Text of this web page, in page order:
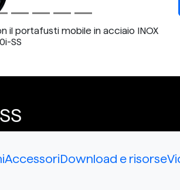
il portafusti mobile in acciaio INOX
SS
AccessoriDownload e risorse